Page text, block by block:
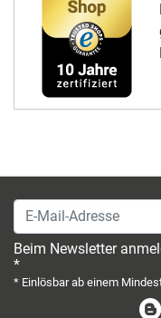
E-Mail-Adresse
Beim Newsletter
*
* Einlösbar ab einem